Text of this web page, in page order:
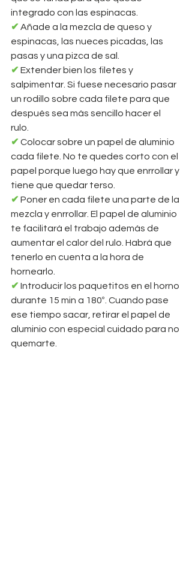
integrado con las espinacas.
✔ Añade a la mezcla de queso y
espinacas, las nueces picadas, las
pasas y una pizca de sal.
✔ Extender bien los filetes y
salpimentar. Si fuese necesario pasar
un rodillo sobre cada filete para que
después sea más sencillo hacer el
rulo.
✔ Colocar sobre un papel de aluminio
cada filete. No te quedes corto con el
papel porque luego hay que enrrollar y
tiene que quedar terso.
✔ Poner en cada filete una parte de la
mezcla y enrrollar. El papel de aluminio
te facilitará el trabajo además de
aumentar el calor del rulo. Habrá que
tenerlo en cuenta a la hora de
hornearlo.
✔ Introducir los paquetitos en el horno
durante 15 min a 180º. Cuando pase
ese tiempo sacar, retirar el papel de
aluminio con especial cuidado para no
quemarte.